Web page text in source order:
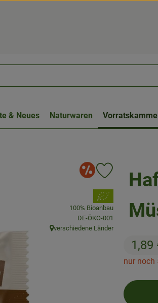
& Neues Naturwaren
1,89
nur noch
Produkt zu
, Verband:
100% Bioanbau
, Kontrollstelle:
DE-ÖKO-001
, Herkunft:
verschiedene Länder